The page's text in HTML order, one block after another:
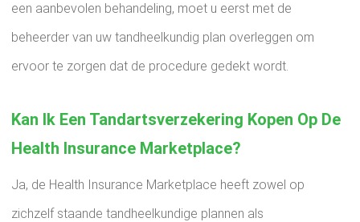
een aanbevolen behandeling, moet u eerst met de
beheerder van uw tandheelkundig plan overleggen om
ervoor te zorgen dat de procedure gedekt wordt.
Kan Ik Een Tandartsverzekering Kopen Op De
Health Insurance Marketplace?
Ja, de Health Insurance Marketplace heeft zowel op
zichzelf staande tandheelkundige plannen als